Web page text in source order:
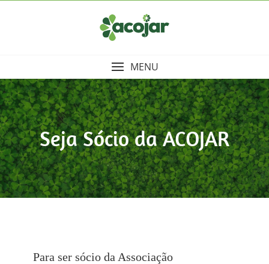
MENU
Seja Sócio da ACOJAR
Para ser sócio da Associação